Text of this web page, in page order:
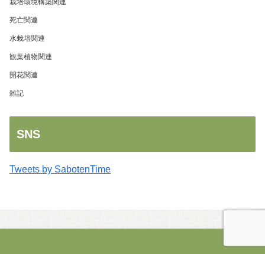
栽培環境構築関連
死亡関連
水栽培関連
観葉植物関連
開花関連
雑記
SNS
Tweets by SabotenTime